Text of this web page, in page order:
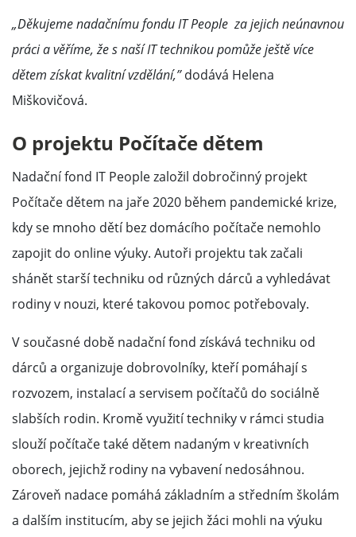
„Děkujeme nadačnímu fondu IT People za jejich neúnavnou
práci a věříme, že s naší IT technikou pomůže ještě více
dětem získat kvalitní vzdělání,”dodává Helena
Miškovičová.
O projektu Počítače dětem
Nadační fond IT People založil dobročinný projekt
Počítače dětem na jaře 2020 během pandemické krize,
kdy se mnoho dětí bez domácího počítače nemohlo
zapojit do online výuky. Autoři projektu tak začali
shánět starší techniku od různých dárců a vyhledávat
rodiny v nouzi, které takovou pomoc potřebovaly.
V současné době nadační fond získává techniku od
dárců a organizuje dobrovolníky, kteří pomáhají s
rozvozem, instalací a servisem počítačů do sociálně
slabších rodin. Kromě využití techniky v rámci studia
slouží počítače také dětem nadaným v kreativních
oborech, jejichž rodiny na vybavení nedosáhnou.
Zároveň nadace pomáhá základním a středním školám
a dalším institucím, aby se jejich žáci mohli na výuku